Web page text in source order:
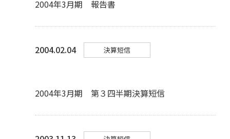
2004年3月期 報告書
2004.02.04 決算短信
2004年3月期 第３四半期決算短信